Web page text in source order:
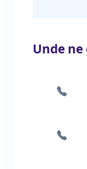
Unde ne